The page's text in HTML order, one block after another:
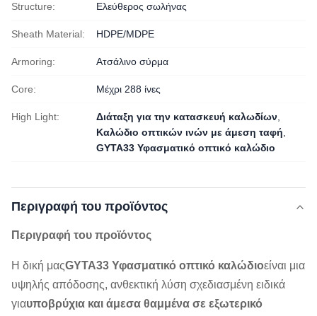
Structure: Ελεύθερος σωλήνας
Sheath Material: HDPE/MDPE
Armoring: Ατσάλινο σύρμα
Core: Μέχρι 288 ίνες
High Light: Διάταξη για την κατασκευή καλωδίων
Καλώδιο οπτικών ινών με άμεση ταφή
GYTA33 Υφασματικό οπτικό καλώδιο
Περιγραφή του προϊόντος
Περιγραφή του προϊόντος
Η δική μαςGYTA33 Υφασματικό οπτικό καλώδιοείναι μια
υψηλής απόδοσης, ανθεκτική λύση σχεδιασμένη ειδικά
γιαυποβρύχια και άμεσα θαμμένα σε εξωτερικό